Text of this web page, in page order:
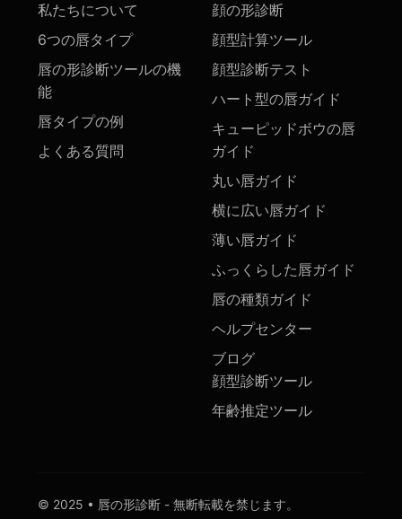
私たちについて
6つの唇タイプ
唇の形診断ツールの機
能
唇タイプの例
よくある質問
顔の形診断
顔型計算ツール
顔型診断テスト
ハート型の唇ガイド
キューピッドボウの唇
ガイド
丸い唇ガイド
横に広い唇ガイド
薄い唇ガイド
ふっくらした唇ガイド
唇の種類ガイド
ヘルプセンター
ブログ
顔型診断ツール
年齢推定ツール
© 2025 • 唇の形診断 - 無断転載を禁じます。